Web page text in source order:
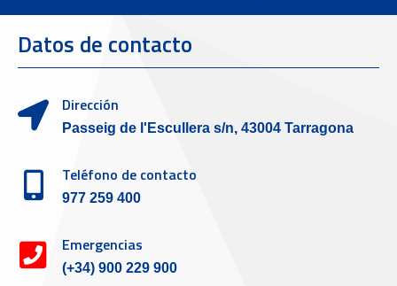
Datos de contacto
Dirección
Passeig de l'Escullera s/n, 43004 Tarragona
Teléfono de contacto
977 259 400
Emergencias
(+34) 900 229 900